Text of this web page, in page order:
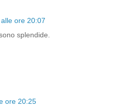
ore 20:07
splendide.
ore 20:25